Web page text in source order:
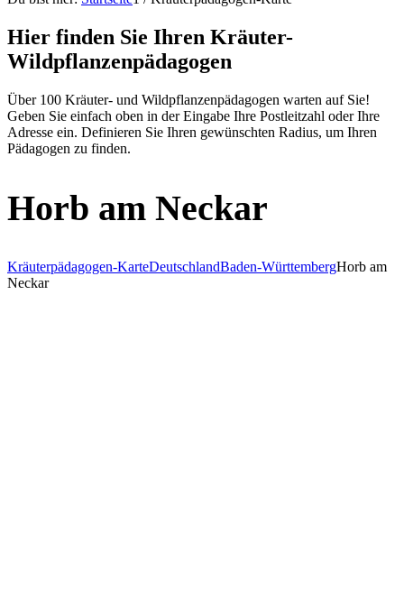
Hier finden Sie Ihren Kräuter-
Wildpflanzenpädagogen
Über 100 Kräuter- und Wildpflanzenpädagogen warten auf Sie!
Geben Sie einfach oben in der Eingabe Ihre Postleitzahl oder Ihre
Adresse ein. Definieren Sie Ihren gewünschten Radius, um Ihren
Pädagogen zu finden.
Horb am Neckar
Kräuterpädagogen-KarteDeutschlandBaden-WürttembergHorb am
Neckar